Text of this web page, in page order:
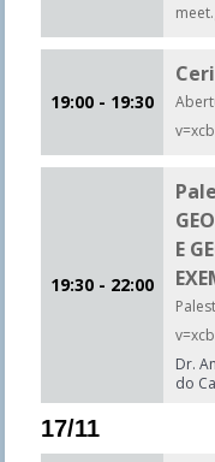
19:00 - 19:30
19:30 - 22:00
E
Dr.
do
17/11